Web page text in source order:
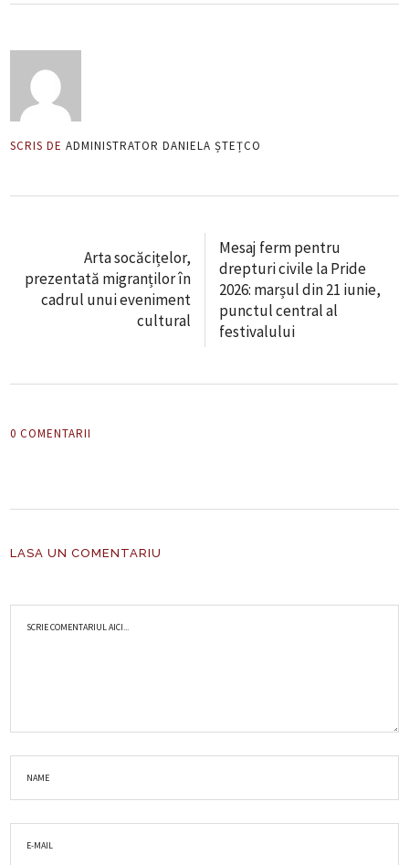
SCRIS DE ADMINISTRATOR DANIELA ȘTEȚCO
Arta socăcițelor,
prezentată migranților în
cadrul unui eveniment
cultural
Mesaj ferm pentru
drepturi civile la Pride
2026: marșul din 21 iunie,
punctul central al
festivalului
0 COMENTARII
LASA UN COMENTARIU